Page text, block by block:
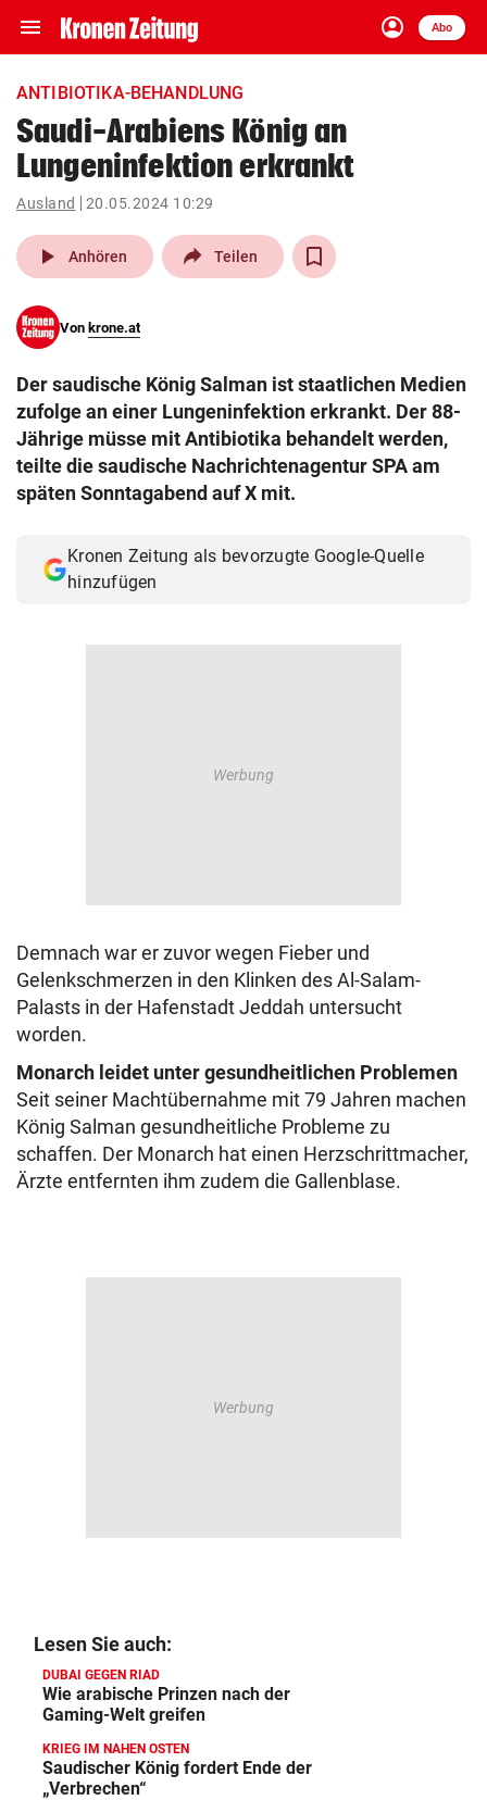
menu Navigation
ein-/ausklappen
account_circle
Anmelden
Abo
close Schließen
account_circle Anmelden
arrow_right
pin_drop
Wien arrow_right
search
eingeben
© Krone Multimedia GmbH & Co KG 2026
ANTIBIOTIKA-BEHANDLUNG
Saudi-Arabiens König an
Lungeninfektion erkrankt
Ausland 20.05.2024 10:29
play_arrow Anhören Teilen
Von krone.at
Der saudische König Salman ist staatlichen Medien
zufolge an einer Lungeninfektion erkrankt. Der 88-
Jährige müsse mit Antibiotika behandelt werden,
teilte die saudische Nachrichtenagentur SPA am
späten Sonntagabend auf X mit.
Kronen Zeitung als bevorzugte Google-Quelle
hinzufügen
Demnach war er zuvor wegen Fieber und
Gelenkschmerzen in den Klinken des Al-Salam-
Palasts in der Hafenstadt Jeddah untersucht
worden.
Monarch leidet unter gesundheitlichen Problemen
Seit seiner Machtübernahme mit 79 Jahren machen
König Salman gesundheitliche Probleme zu
schaffen. Der Monarch hat einen Herzschrittmacher,
Ärzte entfernten ihm zudem die Gallenblase.
Lesen Sie auch:
DUBAI GEGEN RIAD
Wie arabische Prinzen nach der
Gaming-Welt greifen
KRIEG IM NAHEN OSTEN
Saudischer König fordert Ende der
„Verbrechen“